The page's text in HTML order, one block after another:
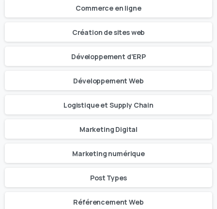
Commerce en ligne
Création de sites web
Développement d'ERP
Développement Web
Logistique et Supply Chain
Marketing Digital
Marketing numérique
Post Types
Référencement Web